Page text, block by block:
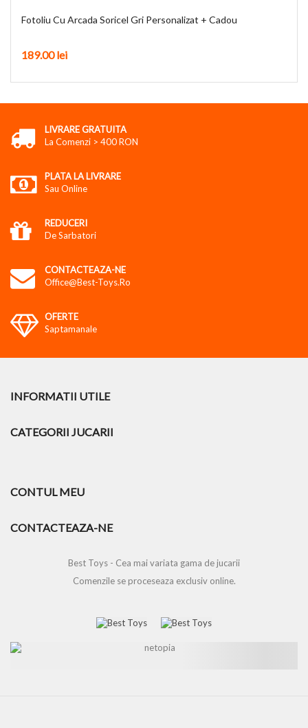
Fotoliu Cu Arcada Soricel Gri Personalizat + Cadou
189.00lei
LIVRARE GRATUITA
La Comenzi > 400 RON
PLATA LA LIVRARE
Sau Online
REDUCERI
De Sarbatori
CONTACTEAZA-NE
Office@best-Toys.ro
OFERTE
Saptamanale
INFORMATII UTILE
CATEGORII JUCARII
CONTUL MEU
CONTACTEAZA-NE
Best Toys - Cea mai variata gama de jucarii
Comenzile se proceseaza exclusiv online.